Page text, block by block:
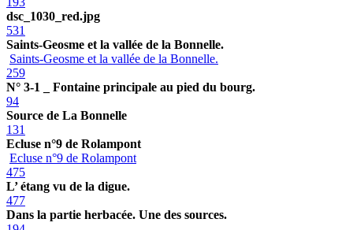
dsc_1030_red.jpg
531
Saints-Geosme et la vallée de la Bonnelle.
Saints-Geosme et la vallée de la Bonnelle.
259
N° 3-1 _ Fontaine principale au pied du bourg.
94
Source de La Bonnelle
131
Ecluse n°9 de Rolampont
Ecluse n°9 de Rolampont
475
L’ étang vu de la digue.
477
Dans la partie herbacée. Une des sources.